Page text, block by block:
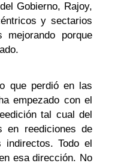
Gobierno, Rajoy,
y sectarios
porque
que perdió en las
empezado con el
tal cual del
en reediciones de
indirectos. Todo el
esa dirección. No